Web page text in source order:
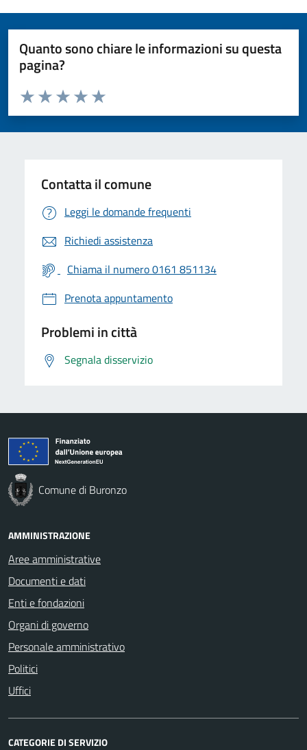
Quanto sono chiare le informazioni su questa
pagina?
Valuta da 1 a 5 stelle la pagina
Valuta 5 stelle su 5
Valuta 4 stelle su 5
Valuta 3 stelle su 5
Valuta 2 stelle su 5
Valuta 1 stelle su 5
Contatta il comune
Leggi le domande frequenti
Richiedi assistenza
Chiama il numero 0161 851134
Prenota appuntamento
Problemi in città
Segnala disservizio
Comune di Buronzo
AMMINISTRAZIONE
Aree amministrative
Documenti e dati
Enti e fondazioni
Organi di governo
Personale amministrativo
Politici
Uffici
CATEGORIE DI SERVIZIO